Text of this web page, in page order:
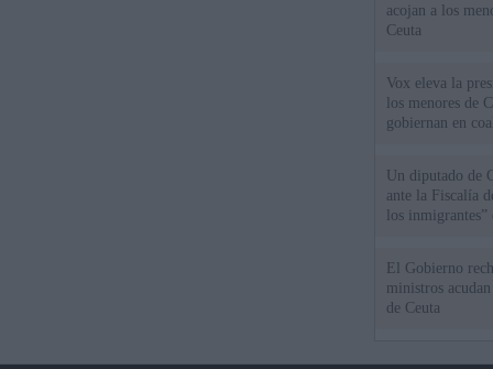
acojan a los
Ceuta
Vox eleva la
los menores de
gobiernan en
Un diputado de
ante la Fiscalía
los inmigrantes”
El Gobierno
ministros
de Ceuta